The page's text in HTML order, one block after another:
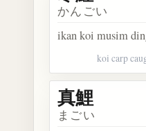
かんごい
ikan koi musim
koi carp
真鯉
まごい